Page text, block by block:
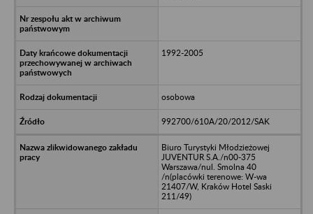
1992-2005
osobowa
992700/610A/20/2012/SAK
Biuro Turystyki Młodzieżowej
JUVENTUR S.A./n00-375
Warszawa/nul. Smolna 40
/n(placówki terenowe: W-wa
21407/W, Kraków Hotel Saski
211/49)